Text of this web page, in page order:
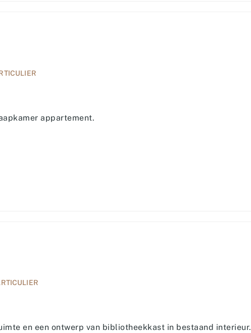
appartement.
en een ontwerp van bibliotheekkast in bestaand interieur.